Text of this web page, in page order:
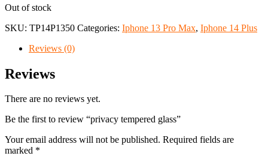
Out of stock
SKU: TP14P1350 Categories: Iphone 13 Pro Max, Iphone 14 Plus
Reviews (0)
Reviews
There are no reviews yet.
Be the first to review “privacy tempered glass”
Your email address will not be published. Required fields are
marked *